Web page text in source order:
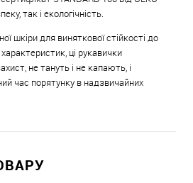
так і екологічність.
шкіри для виняткової стійкості до
ці рукавички
не тануть і не капають, і
час порятунку в надзвичайних